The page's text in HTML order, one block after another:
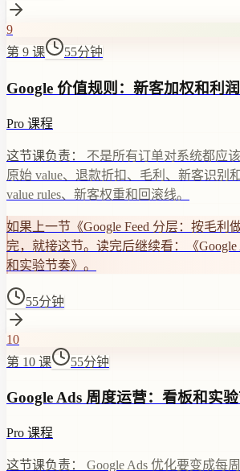
9
第 9 课
55分钟
Google 价值规则：新客加权和利
Pro 课程
这节课负责：
不是所有订单对系统都应
原始 value、退款折扣、毛利、新客识别
value rules、新客权重和回滚线。
如果上一节《Google Feed 分层：按毛利
完，就接这节。读完后继续看：《
和实验节奏》。
55分钟
10
第 10 课
55分钟
Google Ads 周度运营：看板和实
Pro 课程
这节课负责：
Google Ads 优化要变成每